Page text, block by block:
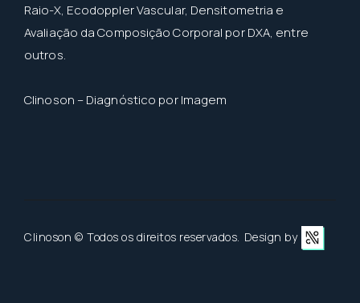
Raio-X, Ecodoppler Vascular, Densitometria e
Avaliação da Composição Corporal por DXA, entre
outros.
Clinoson – Diagnóstico por Imagem
Clinoson © Todos os direitos reservados. Design by